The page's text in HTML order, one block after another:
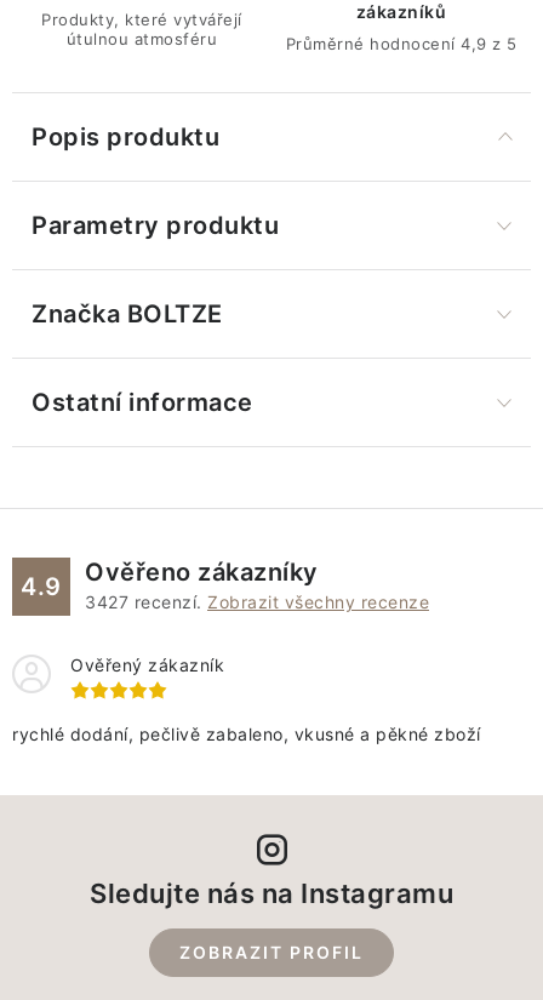
Produkty, které vytvářejí
útulnou atmosféru
zákazníků
Průměrné hodnocení 4,9 z 5
Popis produktu
Parametry produktu
Značka BOLTZE
Ostatní informace
4.9 Ověřeno zákazníky
3427 recenzí. Zobrazit všechny recenze
Ověřený zákazník
rychlé dodání, pečlivě zabaleno, vkusné a pěkné zboží
Sledujte nás na Instagramu
ZOBRAZIT PROFIL